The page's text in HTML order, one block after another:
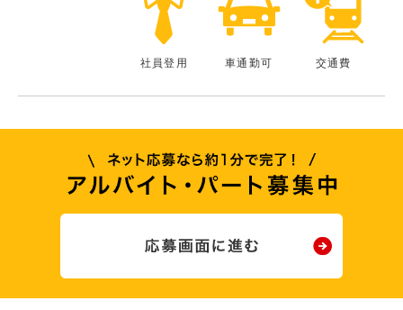
社員登用 車通勤可 交通費